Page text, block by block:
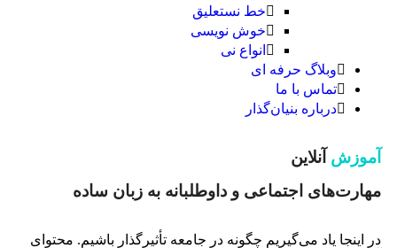
خط نستعلیق
خوش نویسی
انواع نی
وبلاگ حرفه ای
تماس با ما
درباره بنیان‌گذار
آموزش آنلاین
مهارت‌های اجتماعی و داوطلبانه به زبان ساده
در اینجا یاد می‌گیریم چگونه در جامعه تأثیرگذار باشیم. محتوای